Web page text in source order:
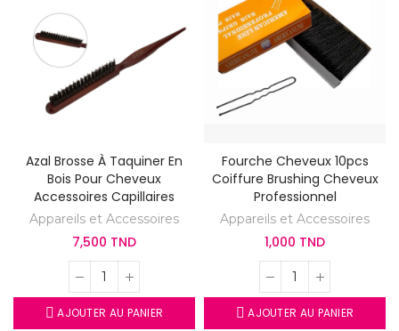
Azal Brosse À Taquiner En
Bois Pour Cheveux
Accessoires Capillaires
Appareils et Accessoires
7,500 TND
AJOUTER AU PANIER
Fourche Cheveux 10pcs
Coiffure Brushing Cheveux
Professionnel
Appareils et Accessoires
1,000 TND
AJOUTER AU PANIER